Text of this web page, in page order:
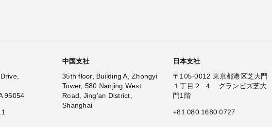
95054
中国支社
35th floor, Building A, Zhongyi
Tower, 580 Nanjing West
Road, Jing'an District,
Shanghai
日本支社
〒105-0012 東京都港区芝大門
１丁目２−４ グランビズ芝大
門1階
+81 080 1680 0727